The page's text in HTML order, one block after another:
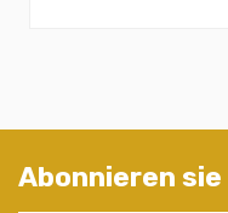
Abonnieren